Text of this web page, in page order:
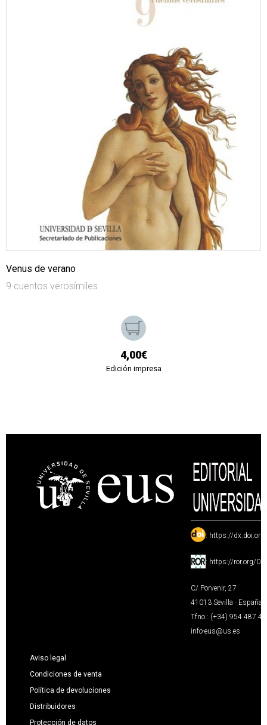
Venus de verano
9 cuentos verosímiles
4,00€
Edición impresa
: https://
: https://ror.org/
C/ Porvenir, 27
41013 Sevilla · España
Tfno.: (+34) 954 487
info-eus@us.es
Aviso legal
Condiciones de venta
Política de devoluciones
Distribuidores
Protección de datos